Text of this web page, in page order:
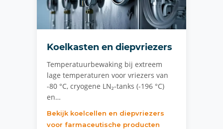
Koelkasten en diepvriezers
Temperatuurbewaking bij extreem
lage temperaturen voor vriezers van
-80 °C, cryogene LN₂-tanks (-196 °C)
en…
Bekijk koelcellen en diepvriezers
voor farmaceutische producten